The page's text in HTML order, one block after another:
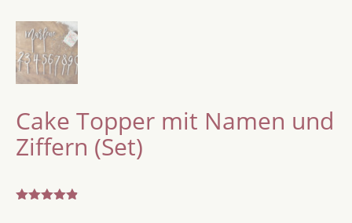
Cake Topper mit Namen und
Ziffern (Set)